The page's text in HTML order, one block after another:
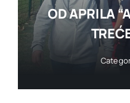
OD APRILA